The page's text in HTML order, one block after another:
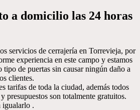
a domicilio las 24 horas
servicios de cerrajería en Torrevieja, por
experiencia en este campo y estamos
tipo de puertas sin causar ningún daño a
clientes.
tarifas de toda la ciudad, además todos
presupuestos son totalmente gratuitos.
igualarlo .